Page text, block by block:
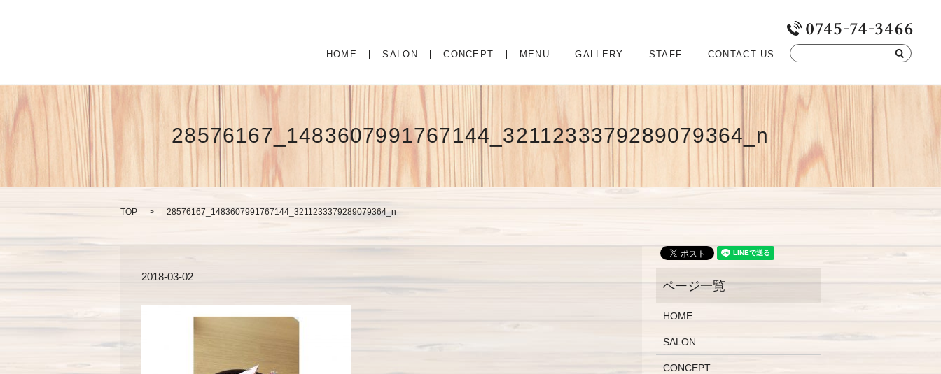
HOME SALON CONCEPT MENU GALLERY STAFF CONTACT US
28576167_1483607991767144_3211233379289079364_n
TOP 28576167_1483607991767144_3211233379289079364_n
2018-03-02
HOME
SALON
CONCEPT